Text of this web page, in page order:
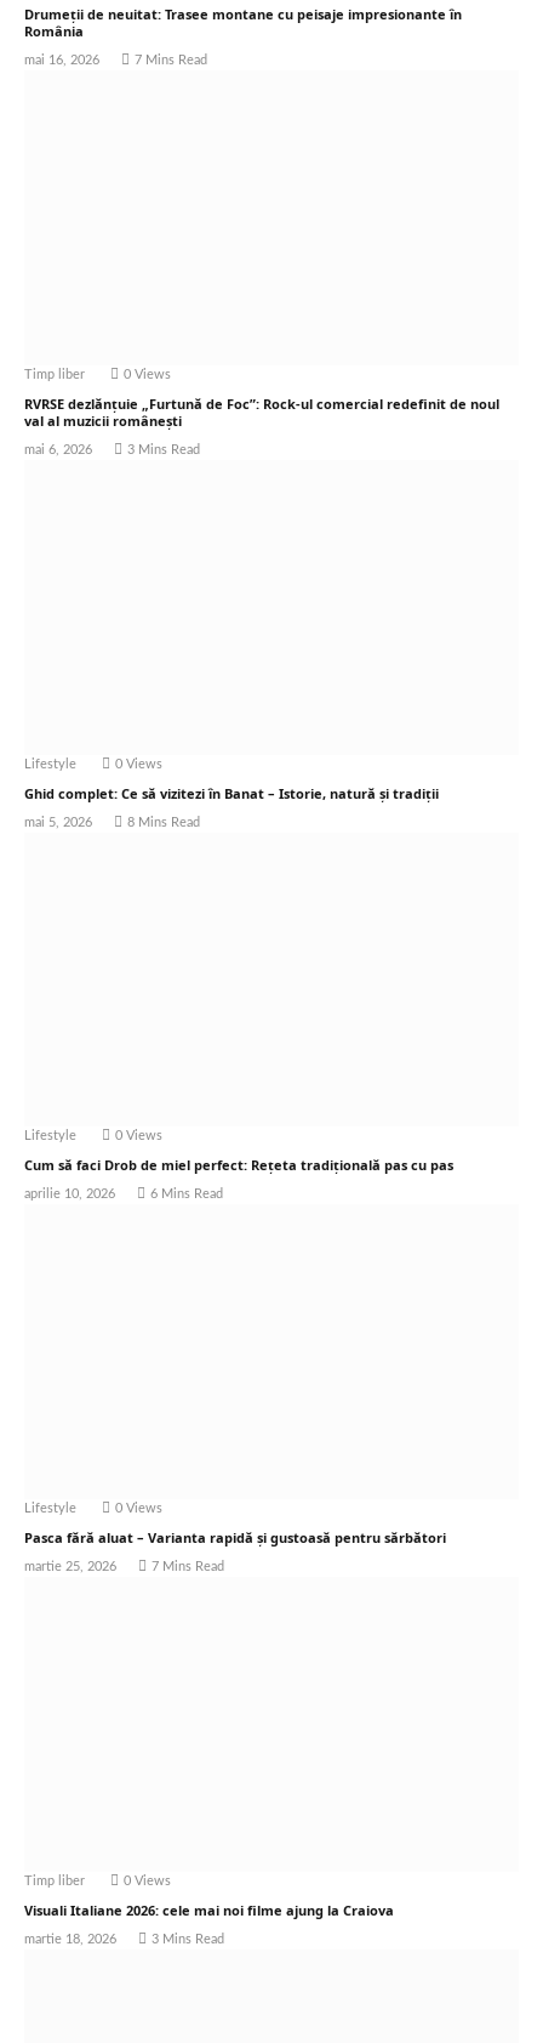
Drumeții de neuitat: Trasee montane cu peisaje impresionante în
România
mai 16, 2026 7 Mins Read
Timp liber 0 Views
RVRSE dezlănțuie „Furtună de Foc”: Rock-ul comercial redefinit de noul
val al muzicii românești
mai 6, 2026 3 Mins Read
Lifestyle 0 Views
Ghid complet: Ce să vizitezi în Banat – Istorie, natură și tradiții
mai 5, 2026 8 Mins Read
Lifestyle 0 Views
Cum să faci Drob de miel perfect: Rețeta tradițională pas cu pas
aprilie 10, 2026 6 Mins Read
Lifestyle 0 Views
Pasca fără aluat – Varianta rapidă și gustoasă pentru sărbători
martie 25, 2026 7 Mins Read
Timp liber 0 Views
Visuali Italiane 2026: cele mai noi filme ajung la Craiova
martie 18, 2026 3 Mins Read